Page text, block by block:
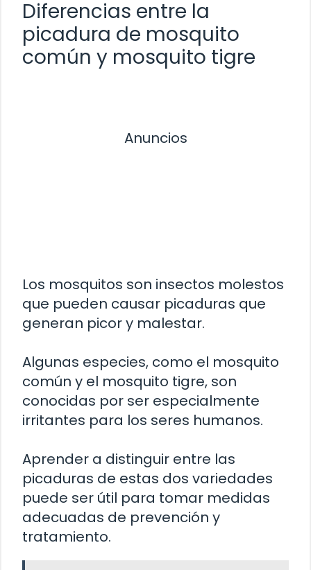
Diferencias entre la
picadura de mosquito
común y mosquito tigre
Anuncios
Los mosquitos son insectos molestos
que pueden causar picaduras que
generan picor y malestar.
Algunas especies, como el mosquito
común y el mosquito tigre, son
conocidas por ser especialmente
irritantes para los seres humanos.
Aprender a distinguir entre las
picaduras de estas dos variedades
puede ser útil para tomar medidas
adecuadas de prevención y
tratamiento.